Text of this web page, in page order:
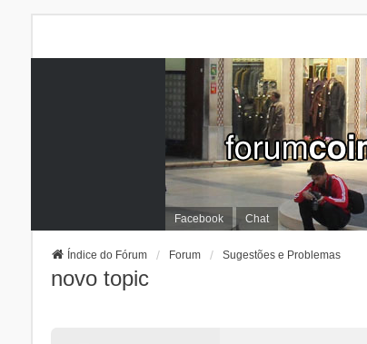
Facebook Chat
Índice do Fórum Forum Sugestões e Problemas
novo topic